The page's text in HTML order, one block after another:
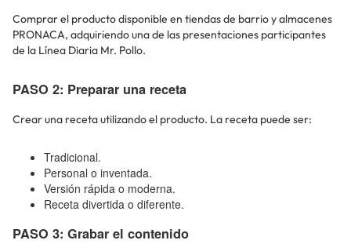
Comprar el producto disponible en tiendas de barrio y almacenes
PRONACA, adquiriendo una de las presentaciones participantes
de la Línea Diaria Mr. Pollo.
PASO 2: Preparar una receta
Crear una receta utilizando el producto. La receta puede ser:
Tradicional.
Personal o inventada.
Versión rápida o moderna.
Receta divertida o diferente.
PASO 3: Grabar el contenido